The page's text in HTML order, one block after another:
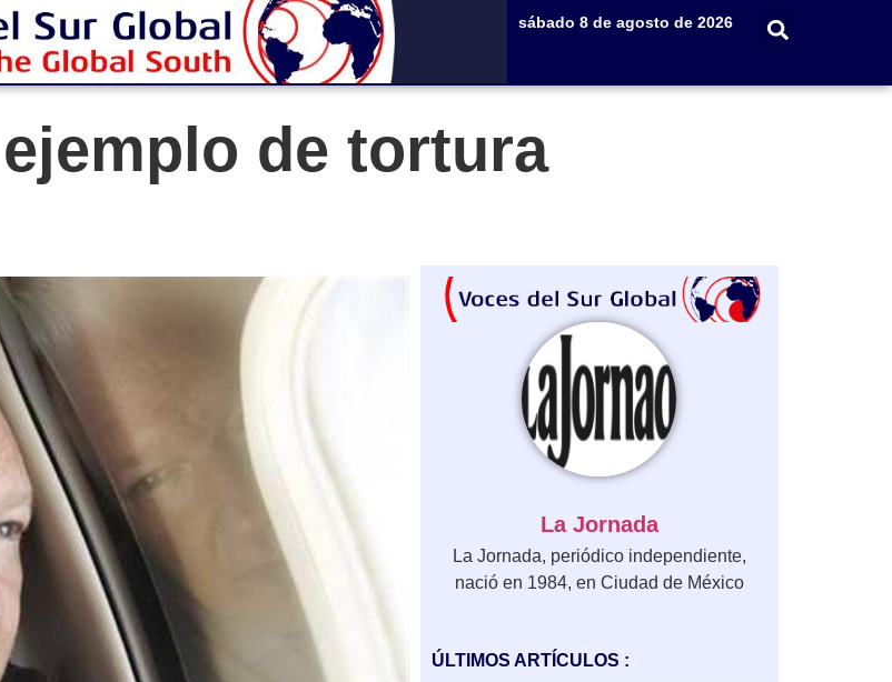
sábado 8 de agosto de 2026
de tortura
La Jornada
La Jornada, periódico independiente,
nació en 1984, en Ciudad de México
ÚLTIMOS ARTÍCULOS :